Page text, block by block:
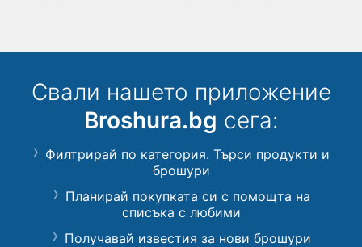
Свали нашето приложение
Broshura.bg сега:
Филтрирай по категория. Търси продукти и
брошури
Планирай покупката си с помощта на
списъка с любими
Получавай известия за нови брошури